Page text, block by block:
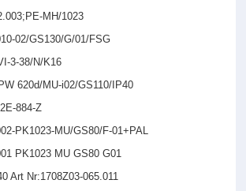
MH/1023
02/GS130/G/01/FSG
VI-3-38/N/K16
PW 620d/MU-i02/GS110/IP40
U2E-884-Z
PK1023-MU/GS80/F-01+PAL
PK1023 MU GS80 G01
Art Nr:1708Z03-065.011